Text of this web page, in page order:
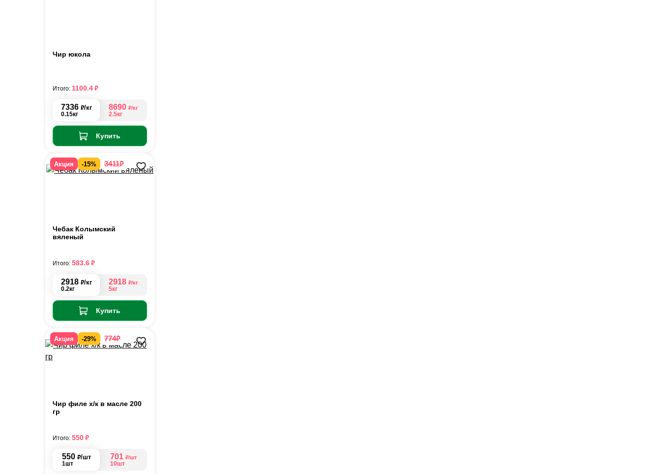
Чир юкола
7336 ₽/кг
0.15кг
8690 ₽/кг
2.5кг
Купить
Итого: 1100.4₽
Акция -15% 3411₽
Чебак Колымский
вяленый
2918 ₽/кг
0.2кг
2918 ₽/кг
5кг
Купить
Итого: 583.6₽
Акция -29% 774₽
Чир филе х/к в масле 200
гр
550 ₽/шт
1шт
701 ₽/шт
10шт
Итого: 550₽